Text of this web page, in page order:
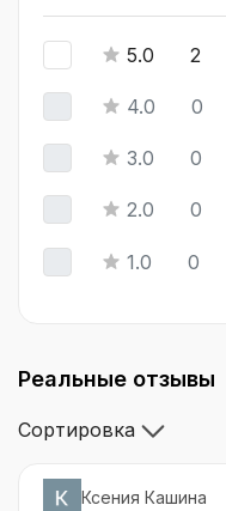
5.0 2
4.0 0
3.0 0
2.0 0
1.0 0
Реальные отзывы
Сортировка
Ксения Кашина